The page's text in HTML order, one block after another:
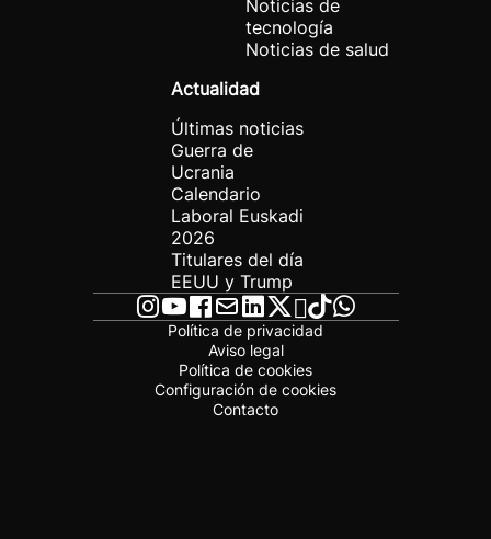
Noticias de
tecnología
Noticias de salud
Actualidad
Últimas noticias
Guerra de
Ucrania
Calendario
Laboral Euskadi
2026
Titulares del día
EEUU y Trump
Política de privacidad
Aviso legal
Política de cookies
Configuración de cookies
Contacto